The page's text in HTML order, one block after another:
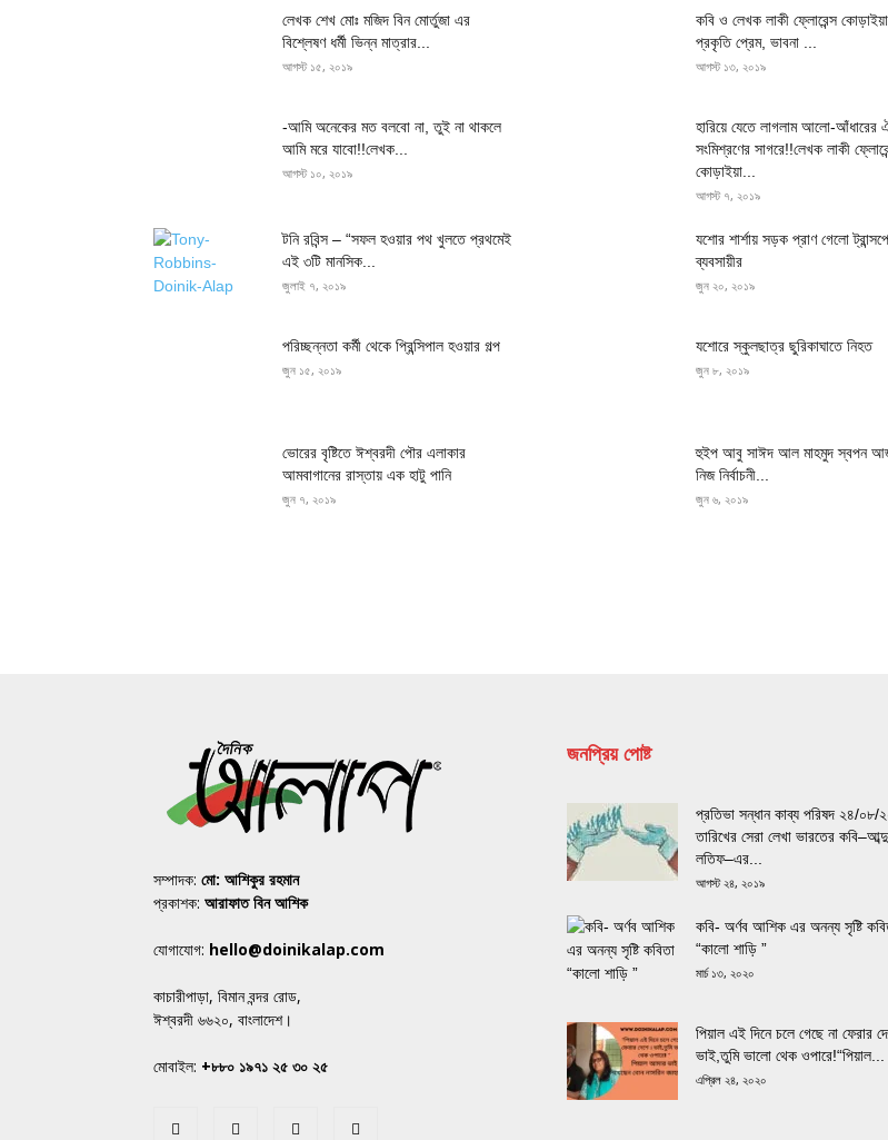
লেখক শেখ মোঃ মজিদ বিন মোর্তুজা এর
বিশ্লেষণ ধর্মী ভিন্ন মাত্রার...
আগস্ট ১৫, ২০১৯
কবি ও লেখক লাকী ফ্লোরেন্স
প্রকৃতি প্রেম, ভাবনা ...
আগস্ট ১৩, ২০১৯
-আমি অনেকের মত বলবো না, তুই না থাকলে
আমি মরে যাবো!!লেখক...
আগস্ট ১০, ২০১৯
হারিয়ে যেতে লাগলাম আলো-আঁধারের
সংমিশ্রণের সাগরে!!লেখক লাকী
কোড়াইয়া...
আগস্ট ৭, ২০১৯
টনি রবিন্স – “সফল হওয়ার পথ খুলতে প্রথমেই
এই ৩টি মানসিক...
জুলাই ৭, ২০১৯
যশোর শার্শায় সড়ক প্রাণ গেলো
ব্যবসায়ীর
জুন ২০, ২০১৯
পরিচ্ছন্নতা কর্মী থেকে প্রিন্সিপাল হওয়ার গল্প
জুন ১৫, ২০১৯
যশোরে স্কুলছাত্র ছুরিকাঘাতে নিহত
জুন ৮, ২০১৯
ভোরের বৃষ্টিতে ঈশ্বরদী পৌর এলাকার
আমবাগানের রাস্তায় এক হাটু পানি
জুন ৭, ২০১৯
হুইপ আবু সাঈদ আল মাহমুদ স্বপন
নিজ নির্বাচনী...
জুন ৬, ২০১৯
সম্পাদক: মো: আশিকুর রহমান
প্রকাশক: আরাফাত বিন আশিক
যোগাযোগ: hello@doinikalap.com
কাচারীপাড়া, বিমান বন্দর রোড,
ঈশ্বরদী ৬৬২০, বাংলাদেশ।
মোবাইল: +৮৮০ ১৯৭১ ২৫ ৩০ ২৫
জনপ্রিয় পোষ্ট
প্রতিভা সন্ধান কাব্য পরিষদ ২৪/০৮/
তারিখের সেরা লেখা ভারতের
লতিফ–এর...
আগস্ট ২৪, ২০১৯
কবি- অর্ণব আশিক এর অনন্য সৃষ্টি
“কালো শাড়ি ”
মার্চ ১৩, ২০২০
পিয়াল এই দিনে চলে গেছে না ফেরার
ভাই,তুমি ভালো থেক ওপারে!“পিয়াল...
এপ্রিল ২৪, ২০২০